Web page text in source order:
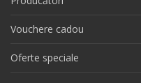
Vouchere cadou
Oferte speciale